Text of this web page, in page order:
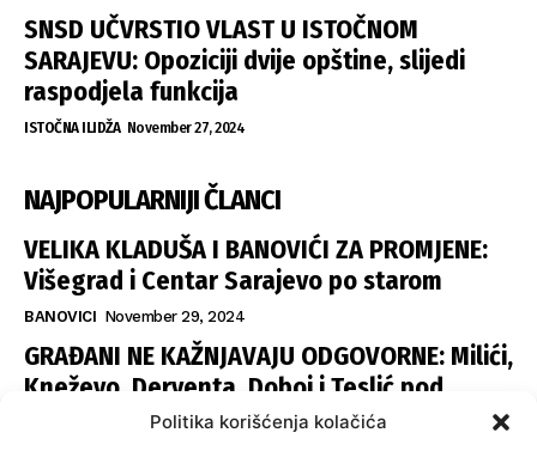
Politika korišćenja kolačića
SNSD UČVRSTIO VLAST U ISTOČNOM
SARAJEVU: Opoziciji dvije opštine, slijedi
raspodjela funkcija
ISTOČNA ILIDŽA November 27, 2024
NAJPOPULARNIJI ČLANCI
VELIKA KLADUŠA I BANOVIĆI ZA PROMJENE:
Višegrad i Centar Sarajevo po starom
BANOVICI November 29, 2024
GRAĐANI NE KAŽNJAVAJU ODGOVORNE: Milići,
Kneževo, Derventa, Doboj i Teslić pod
šapom istih stranaka